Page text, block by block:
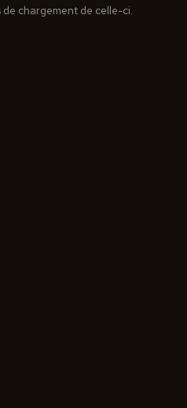
chargement de celle-ci.